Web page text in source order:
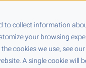
to collect information
your browsing
cookies we use, see our
A single cookie will
Tarifs